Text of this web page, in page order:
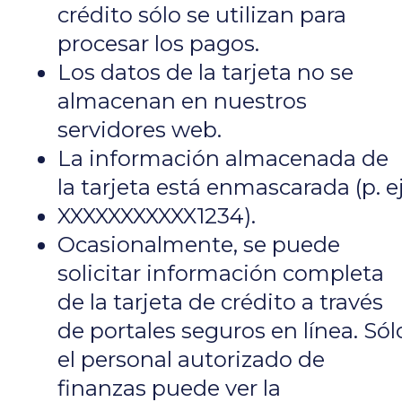
crédito sólo se utilizan para
procesar los pagos.
Los datos de la tarjeta no se
almacenan en nuestros
servidores web.
La información almacenada de
la tarjeta está enmascarada (p.
XXXXXXXXXXX1234).
Ocasionalmente, se puede
solicitar información completa
de la tarjeta de crédito a través
de portales seguros en línea.
el personal autorizado de
finanzas puede ver la